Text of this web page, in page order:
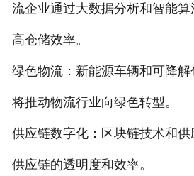
流企业通过大数据分析和智能
高仓储效率。
绿色物流：新能源车辆和可降
将推动物流行业向绿色转型。
供应链数字化：区块链技术和
供应链的透明度和效率。